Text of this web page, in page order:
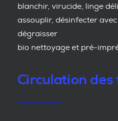
blanchir, virucide, linge
assouplir, désinfecter
dégraisser
bio nettoyage et pré-
Circulation des